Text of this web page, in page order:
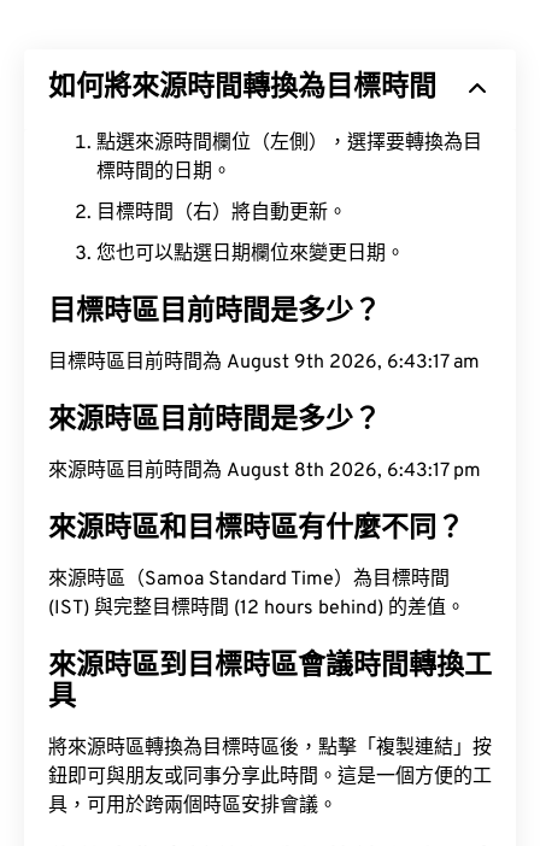
如何將來源時間轉換為目標時間
點選來源時間欄位（左側），選擇要轉換為目
標時間的日期。
目標時間（右）將自動更新。
您也可以點選日期欄位來變更日期。
目標時區目前時間是多少？
目標時區目前時間為 August 9th 2026, 6:43:18 am
來源時區目前時間是多少？
來源時區目前時間為 August 8th 2026, 6:43:18 pm
來源時區和目標時區有什麼不同？
來源時區（Samoa Standard Time）為目標時間
(IST) 與完整目標時間 (12 hours behind) 的差值。
來源時區到目標時區會議時間轉換工
具
將來源時區轉換為目標時區後，點擊「複製連結」按
鈕即可與朋友或同事分享此時間。這是一個方便的工
具，可用於跨兩個時區安排會議。